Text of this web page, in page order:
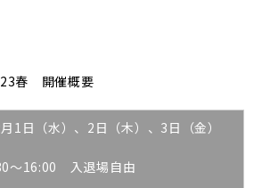
春 開催概要
1日（水）、2日（木）、3日（金）
～16:00 入退場自由